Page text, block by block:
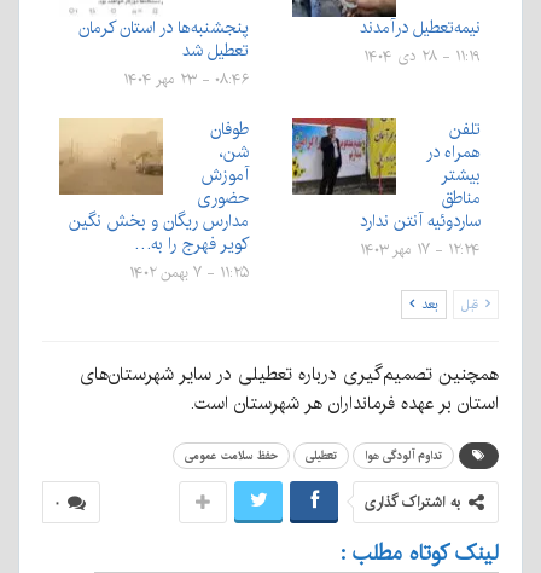
نیمه‌تعطیل درآمدند
۱۱:۱۹ - ۲۸ دی ۱۴۰۴
پنجشنبه‌ها در استان کرمان
تعطیل شد
۰۸:۴۶ - ۲۳ مهر ۱۴۰۴
تلفن
همراه در
بیشتر
مناطق
ساردوئیه آنتن ندارد
۱۲:۲۴ - ۱۷ مهر ۱۴۰۳
طوفان
شن،
آموزش
حضوری
مدارس ریگان و بخش نگین
کویر فهرج را به…
۱۱:۲۵ - ۷ بهمن ۱۴۰۲
قبل بعد
همچنین تصمیم‌گیری درباره تعطیلی در سایر شهرستان‌های
استان بر عهده فرمانداران هر شهرستان است.
تداوم آلودگی هوا تعطیلی حفظ سلامت عمومی
۰ به اشتراک گذاری
لینک کوتاه مطلب :